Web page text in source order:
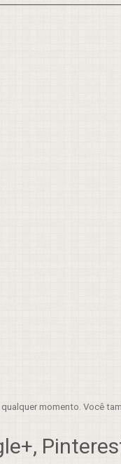
momento. Você